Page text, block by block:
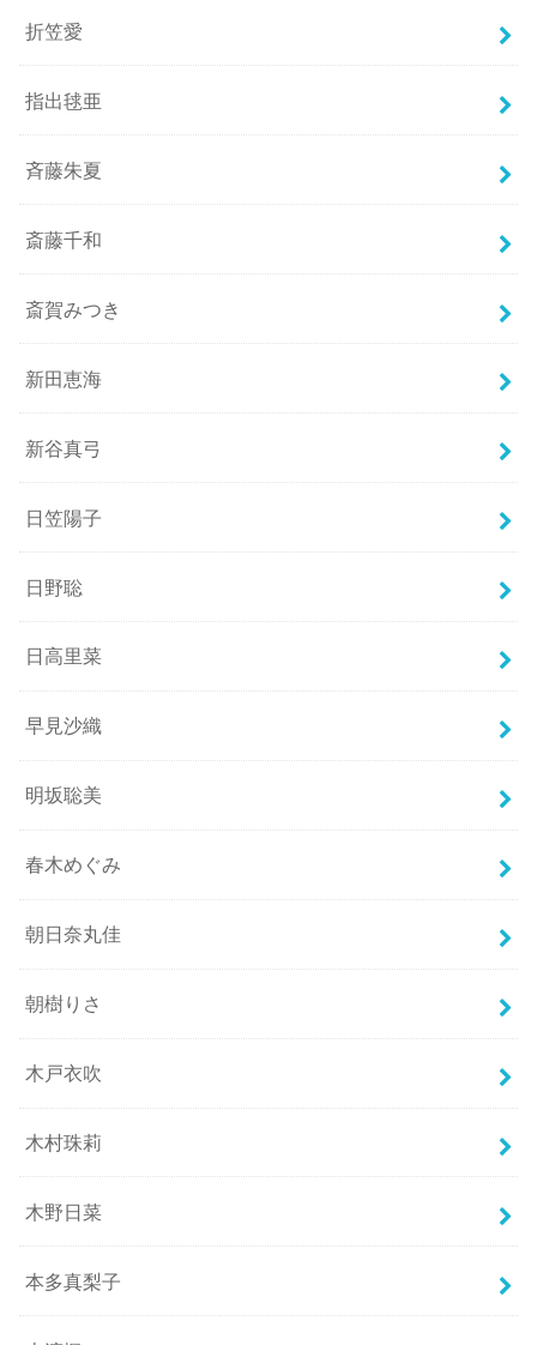
折笠愛
指出毬亜
斉藤朱夏
斎藤千和
斎賀みつき
新田恵海
新谷真弓
日笠陽子
日野聡
日高里菜
早見沙織
明坂聡美
春木めぐみ
朝日奈丸佳
朝樹りさ
木戸衣吹
木村珠莉
木野日菜
本多真梨子